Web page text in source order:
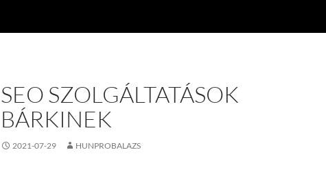
SEO SZOLGÁLTATÁSOK
BÁRKINEK
2021-07-29 HUNPROBALAZS